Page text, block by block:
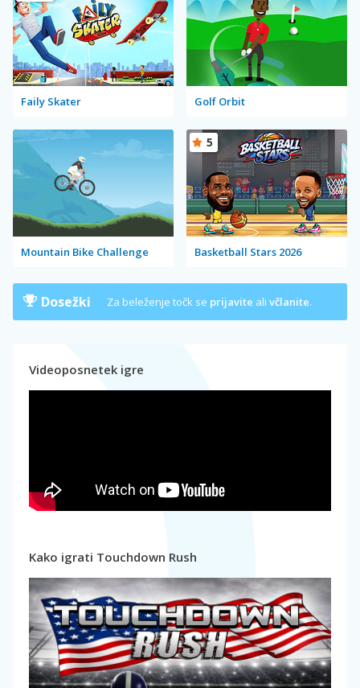
Faily Skater Golf Orbit
Mountain Bike Challenge Basketball Stars 2026
5
Dosežki Za beleženje točk se prijavite ali včlanite.
Videoposnetek igre
Kako igrati Touchdown Rush